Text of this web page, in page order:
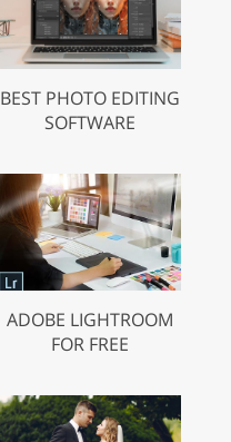
BEST PHOTO EDITING
SOFTWARE
ADOBE LIGHTROOM
FOR FREE